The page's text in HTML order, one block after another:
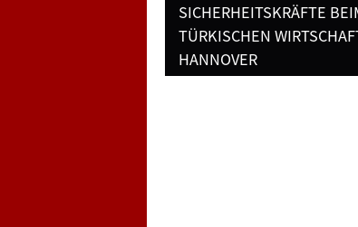
SICHERHEITSKRÄFTE
TÜRKISCHEN
HANNOVER